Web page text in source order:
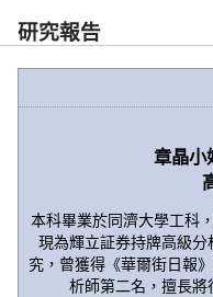
研究報告
章晶
本科畢業於同濟大學工科
現為輝立証券持牌高級
究，曾獲得《華爾街日報
析師第二名，擅長將